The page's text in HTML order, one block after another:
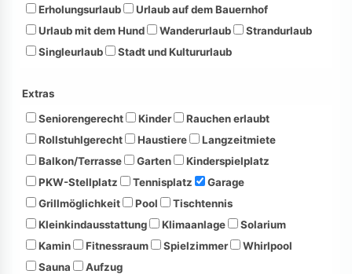
Erholungsurlaub
Urlaub auf dem Bauernhof
Urlaub mit dem Hund
Wanderurlaub
Strandurlaub
Singleurlaub
Stadt und Kultururlaub
Extras
Seniorengerecht
Kinder
Rauchen erlaubt
Rollstuhlgerecht
Haustiere
Langzeitmiete
Balkon/Terrasse
Garten
Kinderspielplatz
PKW-Stellplatz
Tennisplatz
Garage
Grillmöglichkeit
Pool
Tischtennis
Kleinkindausstattung
Klimaanlage
Solarium
Kamin
Fitnessraum Spielzimmer
Whirlpool
Sauna
Aufzug